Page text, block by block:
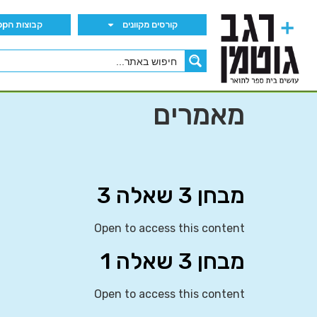
קורסים מקוונים קבוצות הWhatsApp
מאמרים
מבחן 3 שאלה 3
Open to access this content
מבחן 3 שאלה 1
Open to access this content